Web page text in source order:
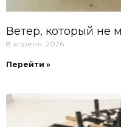
Ветер, который не
8 апреля, 2026
Перейти »